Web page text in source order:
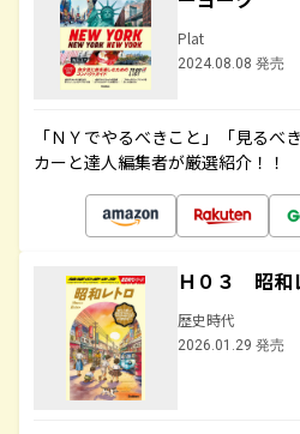
Plat
2024.08.08 発売
「ＮＹでやるべきこと」「見るべ
カーと達人編集者が厳選紹介！！
Ｈ０３ 昭和
歴史時代
2026.01.29 発売